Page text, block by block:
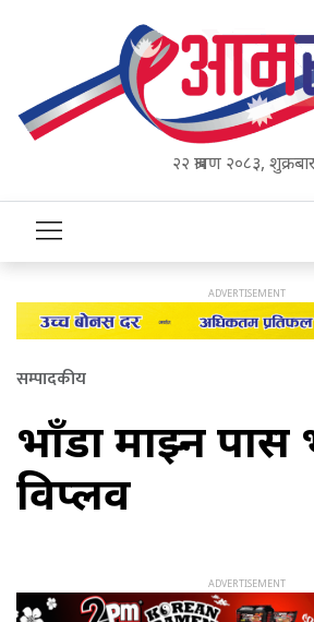
२२ श्रावण २०८३,
सम्पादकीय
भाँडा माझ्न
विप्लव